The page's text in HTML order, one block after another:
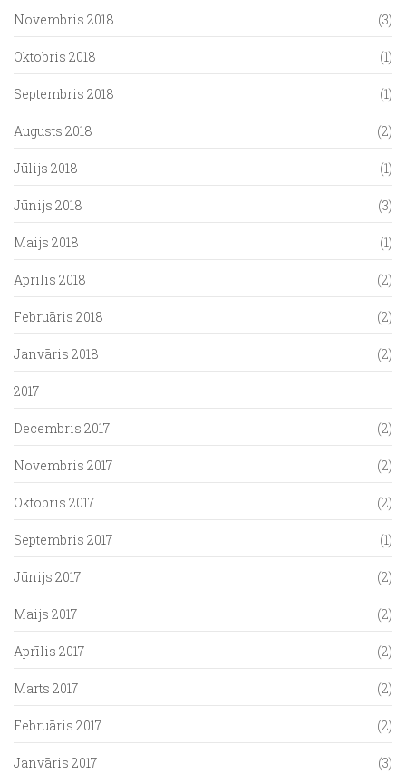
Novembris 2018 (3)
Oktobris 2018 (1)
Septembris 2018 (1)
Augusts 2018 (2)
Jūlijs 2018 (1)
Jūnijs 2018 (3)
Maijs 2018 (1)
Aprīlis 2018 (2)
Februāris 2018 (2)
Janvāris 2018 (2)
2017
Decembris 2017 (2)
Novembris 2017 (2)
Oktobris 2017 (2)
Septembris 2017 (1)
Jūnijs 2017 (2)
Maijs 2017 (2)
Aprīlis 2017 (2)
Marts 2017 (2)
Februāris 2017 (2)
Janvāris 2017 (3)